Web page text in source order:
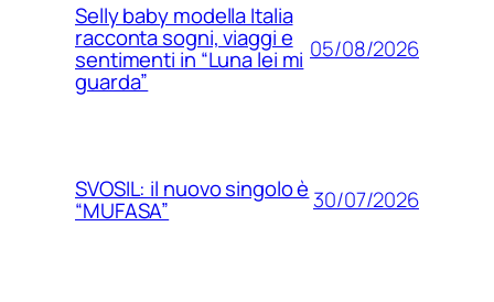
Selly baby modella Italia
racconta sogni, viaggi e
sentimenti in “Luna lei mi
guarda”
05/08/2026
SVOSIL: il nuovo singolo è
“MUFASA” 30/07/2026